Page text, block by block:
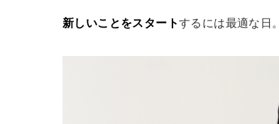
新しいことをスタートするには最適な日。